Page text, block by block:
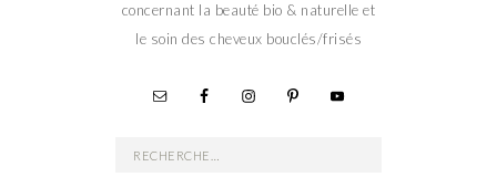
concernant la beauté bio & naturelle et
le soin des cheveux bouclés/frisés
Rechercher :